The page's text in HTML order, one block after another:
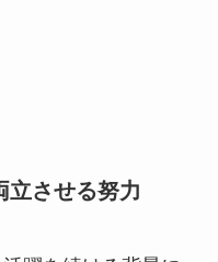
立させる努力